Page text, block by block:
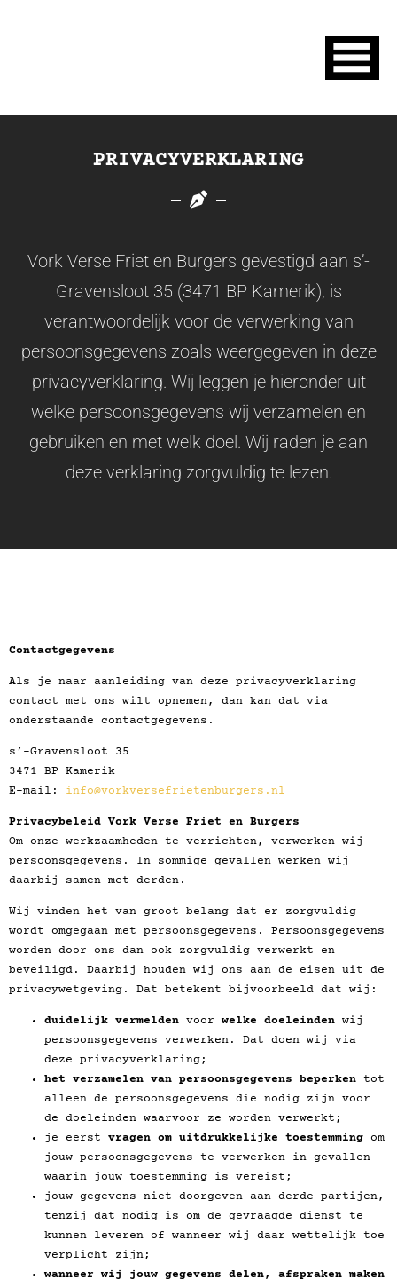
PRIVACYVERKLARING
Vork Verse Friet en Burgers gevestigd aan s’-
Gravensloot 35 (3471 BP Kamerik), is
verantwoordelijk voor de verwerking van
persoonsgegevens zoals weergegeven in deze
privacyverklaring. Wij leggen je hieronder uit
welke persoonsgegevens wij verzamelen en
gebruiken en met welk doel. Wij raden je aan
deze verklaring zorgvuldig te lezen.
Contactgegevens
Als je naar aanleiding van deze privacyverklaring
contact met ons wilt opnemen, dan kan dat via
onderstaande contactgegevens.
s’-Gravensloot 35
3471 BP Kamerik
E-mail: info@vorkversefrietenburgers.nl
Privacybeleid Vork Verse Friet en Burgers
Om onze werkzaamheden te verrichten, verwerken wij
persoonsgegevens. In sommige gevallen werken wij
daarbij samen met derden.
Wij vinden het van groot belang dat er zorgvuldig
wordt omgegaan met persoonsgegevens. Persoonsgegevens
worden door ons dan ook zorgvuldig verwerkt en
beveiligd. Daarbij houden wij ons aan de eisen uit de
privacywetgeving. Dat betekent bijvoorbeeld dat wij:
duidelijk vermelden voor welke doeleinden wij
persoonsgegevens verwerken. Dat doen wij via
deze privacyverklaring;
het verzamelen van persoonsgegevens beperken tot
alleen de persoonsgegevens die nodig zijn voor
de doeleinden waarvoor ze worden verwerkt;
je eerst vragen om uitdrukkelijke toestemming om
jouw persoonsgegevens te verwerken in gevallen
waarin jouw toestemming is vereist;
jouw gegevens niet doorgeven aan derde partijen,
tenzij dat nodig is om de gevraagde dienst te
kunnen leveren of wanneer wij daar wettelijk toe
verplicht zijn;
wanneer wij jouw gegevens delen, afspraken maken